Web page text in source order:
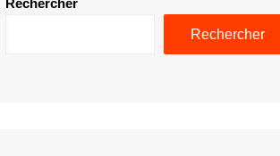
Rechercher
Rechercher